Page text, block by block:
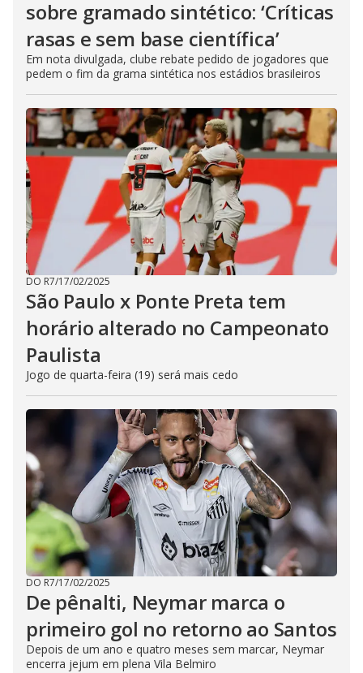
sobre gramado sintético: ‘Críticas
rasas e sem base científica’
Em nota divulgada, clube rebate pedido de jogadores que
pedem o fim da grama sintética nos estádios brasileiros
DO R7/17/02/2025
São Paulo x Ponte Preta tem
horário alterado no Campeonato
Paulista
Jogo de quarta-feira (19) será mais cedo
DO R7/17/02/2025
De pênalti, Neymar marca o
primeiro gol no retorno ao Santos
Depois de um ano e quatro meses sem marcar, Neymar
encerra jejum em plena Vila Belmiro